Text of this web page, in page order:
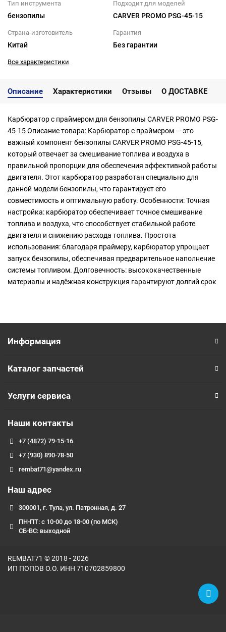
Тип инструмента
бензопилы
Подходит для моделей
CARVER PROMO PSG-45-15
Страна-изготовитель
Китай
Гарантия
Без гарантии
Все характеристики
Описание Характеристики Отзывы О ДОСТАВКЕ
Карбюратор с праймером для бензопилы CARVER PROMO PSG-
45-15 Описание товара: Карбюратор с праймером — это
важный компонент бензопилы CARVER PROMO PSG-45-15,
который отвечает за смешивание топлива и воздуха в
правильной пропорции для обеспечения эффективной работы
двигателя. Этот карбюратор разработан специально для
данной модели бензопилы, что гарантирует его
совместимость и оптимальную работу. Особенности: Точная
настройка: карбюратор обеспечивает точное смешивание
топлива и воздуха, что способствует стабильной работе
двигателя и снижению расхода топлива. Простота
использования: благодаря праймеру, карбюратор упрощает
запуск бензопилы, обеспечивая предварительное наполнение
системы топливом. Долговечность: высококачественные
материалы и надёжная конструкция гарантируют долгий срок
проверить совместимость с вашей моделью. Преимущества:
эксплуатации вашей бензопилы и следовать рекомендациям
бензопилы CARVER PROMO PSG-45-15, вы получаете
работать на высшем уровне.
Комплектация
Карбюратор - 1 шт
Информация
Каталог запчастей
Услуги сервиса
Наши контакты
+7 (4872) 79-15-16
+7 (930) 890-78-50
rembat71@yandex.ru
Наш адрес
300001, г. Тула, ул. Патронная, д. 27
ПН-ПТ: с 10-00 до 18-00 (по МСК)
СБ-ВС: выходной
REMBAT71 © 2018 - 2026
ИП ПОПОВ О.О. ИНН 710702859800